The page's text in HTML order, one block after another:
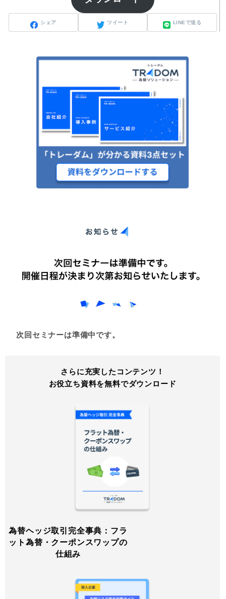
シェア ツイート LINEで送る
次回セミナーは準備中です。
さらに充実したコンテンツ！
お役立ち資料を無料でダウンロード
為替ヘッジ取引完全事典：フラ
ット為替・クーポンスワップの
仕組み